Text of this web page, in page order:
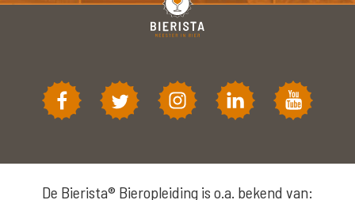
De Bierista® Bieropleiding is o.a. bekend van: